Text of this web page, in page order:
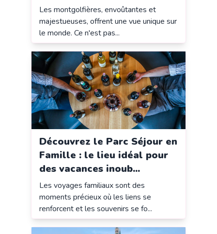
Les montgolfières, envoûtantes et
majestueuses, offrent une vue unique sur
le monde. Ce n'est pas...
Découvrez le Parc Séjour en
Famille : le lieu idéal pour
des vacances inoub...
Les voyages familiaux sont des
moments précieux où les liens se
renforcent et les souvenirs se fo...